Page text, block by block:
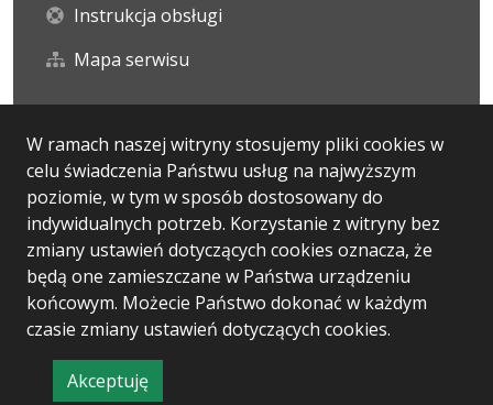
W ramach naszej witryny stosujemy pliki cookies w
celu świadczenia Państwu usług na najwyższym
poziomie, w tym w sposób dostosowany do
indywidualnych potrzeb. Korzystanie z witryny bez
zmiany ustawień dotyczących cookies oznacza, że
będą one zamieszczane w Państwa urządzeniu
końcowym. Możecie Państwo dokonać w każdym
czasie zmiany ustawień dotyczących cookies.
Akceptuję
Instrukcja obsługi
Mapa serwisu
Statystyka i dane osobowe
Statystyki oglądalności
Ostatnio dodane
Wersja systemu: 5.7.0 [13]
Ostatnia aktualizacja BIP: 30.07.2026 16:20
CMS i hosting: Logonet Sp. z o.o. w Bydgoszczy